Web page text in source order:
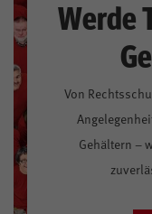
Werde
Von
Gehältern –